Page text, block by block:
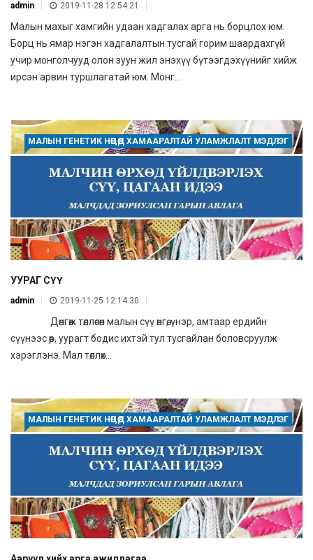
admin 2019-11-28 12:54:21
Малын махыг хамгийн удаан хадгалах арга нь борцлох юм.
Борц нь ямар нэгэн хадгалалтын тусгай горим шаардахгүй
учир монголчууд олон зуун жил энэхүү бүтээгдэхүүнийг хийж
ирсэн арвин туршлагатай юм. Монг...
МАЛЫН ГЕНЕТИК НӨӨЦӨД ХАМААРАЛТАЙ УЛАМЖЛАЛТ МЭДЛЭГ
УУРАГ СҮҮ
admin 2019-11-25 12:14:30
Дөнгөж төллөсөн малын сүү өнгө, үнэр, амтаар ердийн
сүүнээс өөр, уурагт бодис ихтэй тул тусгайлан боловсруулж
хэрэглэнэ. Мал төллөх...
МАЛЫН ГЕНЕТИК НӨӨЦӨД ХАМААРАЛТАЙ УЛАМЖЛАЛТ МЭДЛЭГ